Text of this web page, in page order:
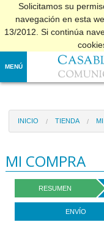
Solicitamos su
navegación en esta
13/2012. Si continúa
MENÚ
INICIO TIENDA
MI COMPRA
RESUMEN
ENVÍO